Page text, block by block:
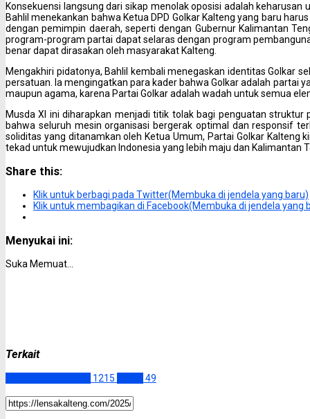
Konsekuensi langsung dari sikap menolak oposisi adalah
Bahlil menekankan bahwa Ketua DPD Golkar Kalteng yang baru
dengan pemimpin daerah, seperti dengan Gubernur Kalimantan
program-program partai dapat selaras dengan program
benar dapat dirasakan oleh masyarakat Kalteng.
Mengakhiri pidatonya, Bahlil kembali menegaskan identitas Golkar
persatuan. Ia mengingatkan para kader bahwa Golkar adalah partai
maupun agama, karena Partai Golkar adalah wadah untuk semua
Musda XI ini diharapkan menjadi titik tolak bagi penguatan
bahwa seluruh mesin organisasi bergerak optimal dan responsif
soliditas yang ditanamkan oleh Ketua Umum, Partai Golkar Kalteng
tekad untuk mewujudkan Indonesia yang lebih maju dan Kalimantan
Share this:
Klik untuk berbagi pada Twitter(Membuka di jendela yang baru)
Klik untuk membagikan di Facebook(Membuka di jendela yang
Menyukai ini:
Suka Memuat...
Terkait
1215 49